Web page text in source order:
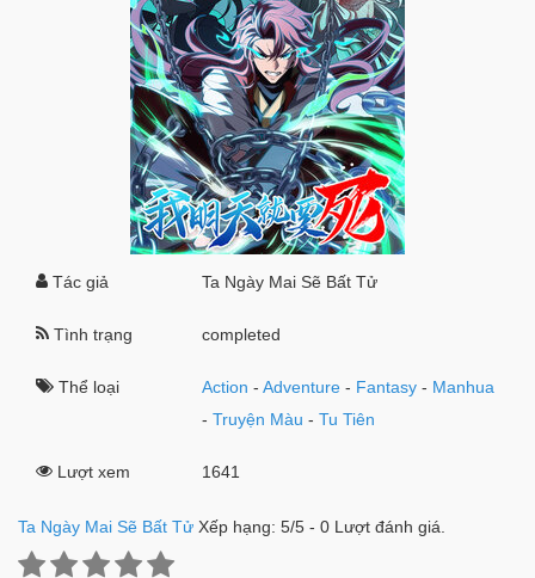
Tác giả Ta Ngày Mai Sẽ Bất Tử
Tình trạng completed
Thể loại Action -Adventure - Fantasy - Manhua
-Truyện Màu -Tu Tiên
Lượt xem 1641
Ta Ngày Mai Sẽ Bất Tử Xếp hạng: 5/5 - 0 Lượt đánh giá.